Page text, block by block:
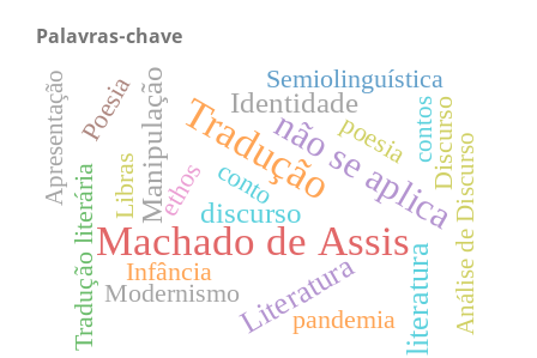
Palavras-chave
Machado de Assis
Traduçãonão se aplica
literatura
Literatura
Manipulação discurso
Identidade
Semiolinguística
Tradução literária conto
Infância
Modernismo
ethos
Libras
poesia
pandemia
Discurso
Poesia
Análise de Discurso
contos
Apresentação